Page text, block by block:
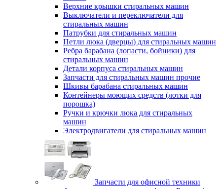
Верхние крышки стиральных машин
Выключатели и переключатели для
стиральных машин
Патрубки для стиральных машин
Петли люка (дверцы) для стиральных машин
Ребра барабана (лопасти, бойники) для
стиральных машин
Детали корпуса стиральных машин
Запчасти для стиральных машин прочие
Шкивы барабана стиральных машин
Контейнеры моющих средств (лотки для
порошка)
Ручки и крючки люка для стиральных
машин
Электродвигатели для стиральных машин
Запчасти для офисной техники